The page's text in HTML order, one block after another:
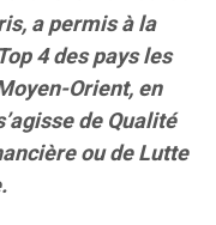
a permis à la
4 des pays les
Orient, en
de Qualité
ou de Lutte